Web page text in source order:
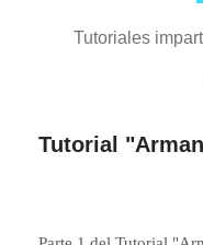
Tutoriales
Tutorial